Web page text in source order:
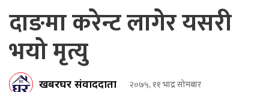
दाङमा करेन्ट लागेर यसरी
भयो मृत्यु
खबरघर संवाददाता २०७५, ११ भाद्र सोमबार